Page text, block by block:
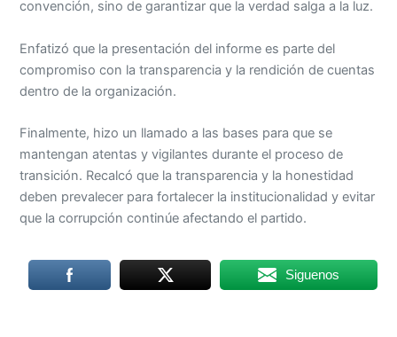
convención, sino de garantizar que la verdad salga a la luz.
Enfatizó que la presentación del informe es parte del
compromiso con la transparencia y la rendición de cuentas
dentro de la organización.
Finalmente, hizo un llamado a las bases para que se
mantengan atentas y vigilantes durante el proceso de
transición. Recalcó que la transparencia y la honestidad
deben prevalecer para fortalecer la institucionalidad y evitar
que la corrupción continúe afectando el partido.
Siguenos